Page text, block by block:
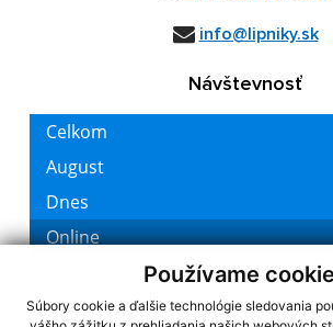
Používame
Súbory cookie a ďalšie technológie sledovania
info@lipniky.sk
Návštevnosť